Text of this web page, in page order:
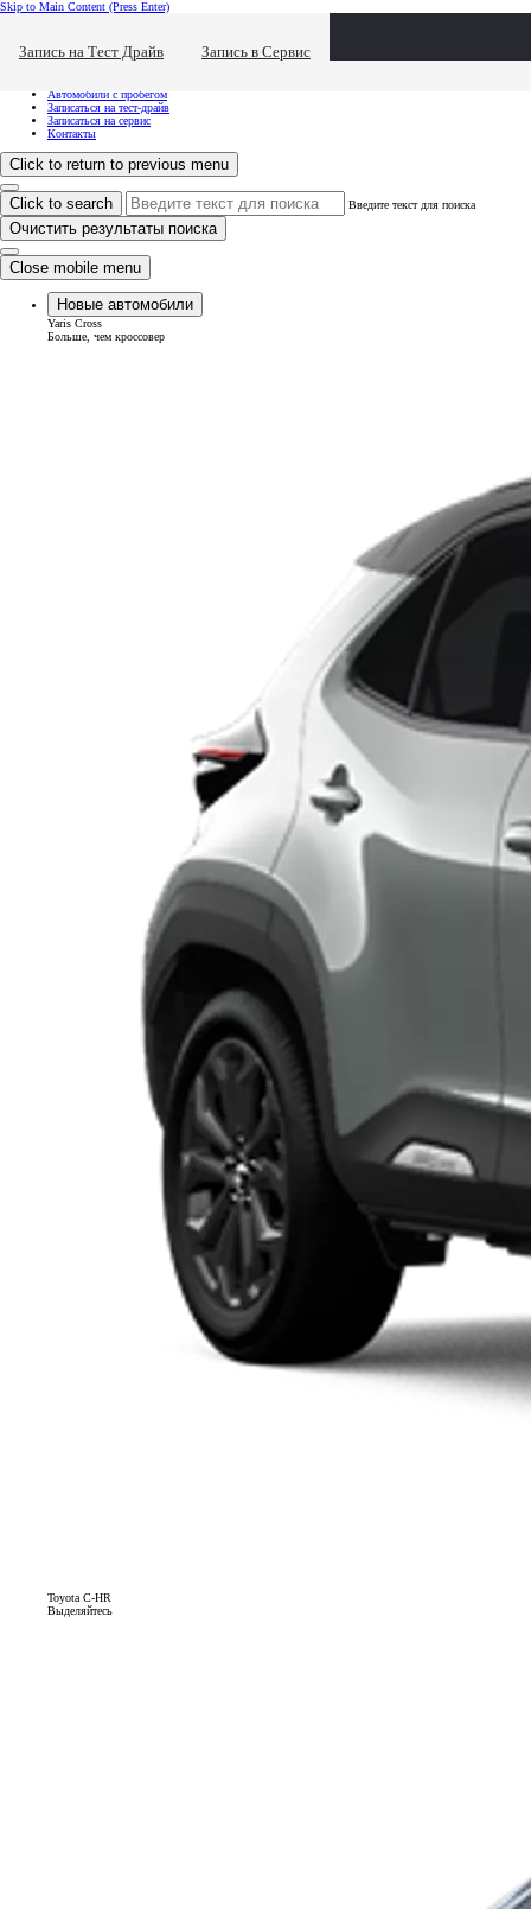
Skip to Main Content (Press Enter)
Запись на Тест Драйв Запись в Сервис
Хочу посмотреть... Click to close the reach out overlay
Автомобили с пробегом
Записаться на тест-драйв
Записаться на сервис
Контакты
Click to return to previous menu
Click to search Введите текст для поиска
Очистить результаты поиска
Close mobile menu
Новые автомобили
Yaris Cross
Больше, чем кроссовер
Toyota C-HR
Выделяйтесь